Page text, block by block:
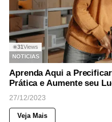
◉31Views
NOTICIAS
Aprenda Aqui a
Prática e Aumente seu
27/12/2023
Veja Mais